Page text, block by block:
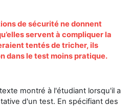
de sécurité ne donnent
servent à compliquer la
tentés de tricher, ils
dans le test moins pratique.
montré à l'étudiant lorsqu'il a
d'un test. En spécifiant des